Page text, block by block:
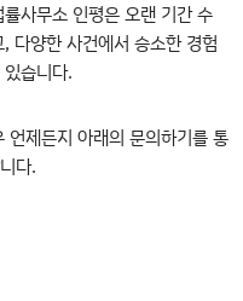
사무소 인평은 오랜 기간 수
다양한 사건에서 승소한 경험
습니다.
언제든지 아래의 문의하기를 통
다.